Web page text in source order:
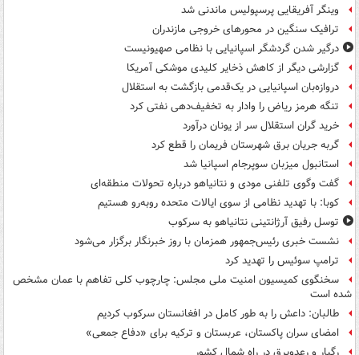
وینگر آفریقایی پرسپولیس ماندنی شد
ترافیک سنگین در محورهای خروجی مازندران
درگیر شدن گردشگر اسپانیایی با نظامی صهیونیست
گزارشی دیگر از کاهش ذخایر کلیدی موشکی آمریکا
دروازه‌بان اسپانیایی در یک‌قدمی بازگشت به استقلال
تنگه هرمز ریاض را وادار به تخفیف‌دهی نفتی کرد
خرید گران استقلال سر از یونان درآورد
گربه جریان برق شهرستان فریمان را قطع کرد
استانبول میزبان سوپرجام اسپانیا شد
گفت وگوی تلفنی مودی و نتانیاهو درباره تحولات منطقه‌ای
کوبا: با تهدید نظامی از سوی ایالات متحده روبه‌رو هستیم
توسل رفیق آرژانتینی نتانیاهو به سرکوب
نشست خبری رئیس‌جمهور همزمان با روز خبرنگار برگزار می‌شود
ترامپ سوئیس را تهدید کرد
سخنگوی کمیسیون امنیت ملی مجلس: چارچوب کلی تفاهم با عمان مشخص
شده است
طالبان: داعش را به طور کامل در افغانستان سرکوب کردیم
امضای سران پاکستان، عربستان و ترکیه برای «دفاع جمعی»